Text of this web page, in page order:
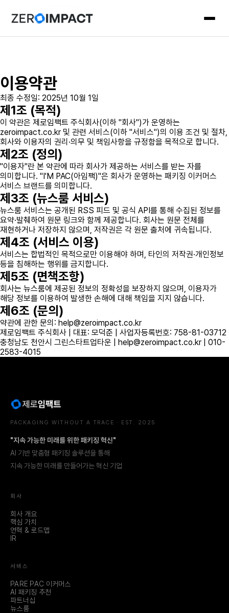
이용약관
최종 수정일: 2025년 10월 1일
제1조 (목적)
이 약관은 제로임팩트 주식회사(이하 "회사")가 운영하는
zeroimpact.co.kr 및 관련 서비스(이하 "서비스")의 이용 조건 및 절차,
회사와 이용자의 권리·의무 및 책임사항을 규정함을 목적으로 합니다.
제2조 (정의)
"이용자"란 본 약관에 따라 회사가 제공하는 서비스를 받는 자를
의미합니다. "I'M PAC(아임팩)"은 회사가 운영하는 패키징 이커머스
서비스 브랜드를 의미합니다.
제3조 (뉴스룸 서비스)
뉴스룸 서비스는 공개된 RSS 피드 및 공식 API를 통해 수집된 정보를
요약·발췌하여 원문 링크와 함께 제공합니다. 회사는 원문 전체를
재현하거나 저장하지 않으며, 저작권은 각 원문 출처에 귀속됩니다.
제4조 (서비스 이용)
서비스는 합법적인 목적으로만 이용해야 하며, 타인의 저작권·개인정보
등을 침해하는 행위를 금지합니다.
제5조 (면책조항)
회사는 뉴스룸에 제공된 정보의 정확성을 보장하지 않으며, 이용자가
해당 정보를 이용하여 발생한 손해에 대해 책임을 지지 않습니다.
제6조 (문의)
약관에 관한 문의: help@zeroimpact.co.kr
제로임팩트 주식회사 | 대표: 모덕준 | 사업자등록번호: 758-81-03712
충청남도 천안시 그린스타트업타운 | help@zeroimpact.co.kr | 010-
2583-4015
PACKAGING WITHOUT A TRACE · EST. 2025
"지속 가능한 미래를 위한 패키징 혁신"
AI 기반 맞춤형 패키징 솔루션을 통해
지속 가능한 미래를 만들어가는 혁신 기업
회사
회사 개요
핵심 가치
연혁 & 로드맵
IR
서비스
PARE PAC 이커머스
AI 패키징 추천
파트너십
뉴스룸